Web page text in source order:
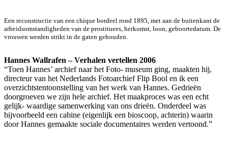
Een reconstructie van een chique bordeel rond 1895, met aan de buitenkant de
arbeidsomstandigheden van de prostituees, herkomst, loon, geboortedatum. De
vrouwen werden strikt in de gaten gehouden.
Hannes Wallrafen – Verhalen vertellen 2006
“Toen Hannes’ archief naar het Foto- museum ging, maakten hij,
directeur van het Nederlands Fotoarchief Flip Bool en ik een
overzichtstentoonstelling van het werk van Hannes. Gedrieën
doorgroeven we zijn hele archief. Het maakproces was een echt
gelijk- waardige samenwerking van ons drieën. Onderdeel was
bijvoorbeeld een cabine (eigenlijk een bioscoop, achterin) waarin
door Hannes gemaakte sociale documentaires werden vertoond.”